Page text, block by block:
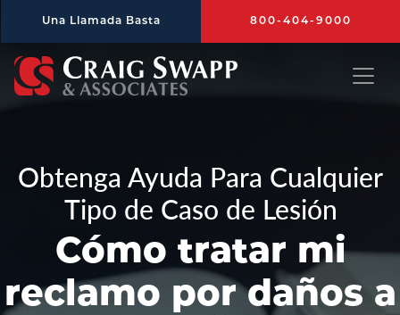
Una Llamada Basta 800-404-9000
Obtenga Ayuda Para Cualquier
Tipo de Caso de Lesión
Cómo tratar mi
reclamo por daños a